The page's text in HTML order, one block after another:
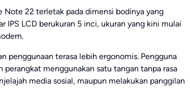
Note 22 terletak pada dimensi bodinya yang
IPS LCD berukuran 5 inci, ukuran yang kini mulai
penggunaan terasa lebih ergonomis. Pengguna
menggunakan satu tangan tanpa rasa
media sosial, maupun melakukan panggilan